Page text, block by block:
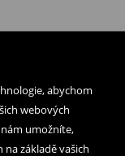
abychom
webových
umožníte,
základě vašich